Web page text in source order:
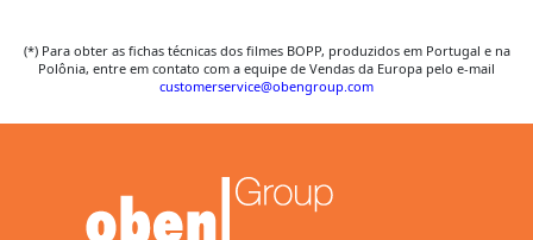
BaseFilm
tratamento corona em uma
face, base para metalização
(*) Para obter as fichas técnicas dos filmes BOPP, produzidos em Portugal e na
Polônia, entre em contato com a equipe de Vendas da Europa pelo e-mail
customerservice@obengroup.com